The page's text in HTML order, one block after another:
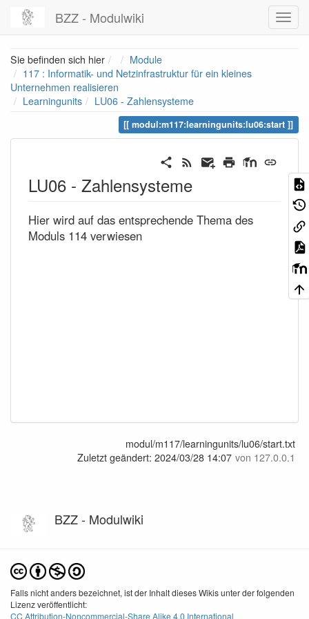
BZZ - Modulwiki
Sie befinden sich hier HomeModule
117 : Informatik- und Netzinfrastruktur für ein kleines
Unternehmen realisieren
Learningunits
LU06 - Zahlensysteme
modul:m117:learningunits:lu06:start
LU06 - Zahlensysteme
Hier wird auf das entsprechende Thema des
Moduls 114 verwiesen
modul/m117/learningunits/lu06/start.txt
Zuletzt geändert: 2024/03/28 14:07 von 127.0.0.1
BZZ - Modulwiki
Falls nicht anders bezeichnet, ist der Inhalt dieses Wikis unter der folgenden
Lizenz veröffentlicht:
CC Attribution-Noncommercial-Share Alike 4.0 International